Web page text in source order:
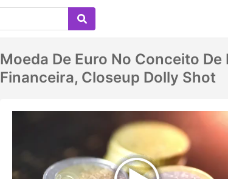
Moeda De Euro No Conceito
Financeira, Closeup Dolly Shot